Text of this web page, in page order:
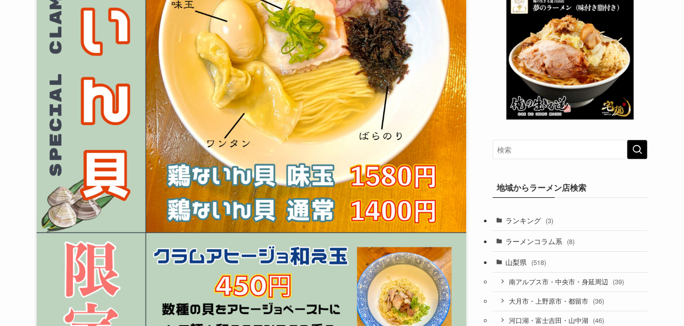
地域からラーメン店検索
ランキング (3)
ラーメンコラム系 (8)
山梨県 (518)
南アルプス市・中央市・身延周辺 (39)
大月市・上野原市・都留市 (36)
河口湖・富士吉田・山中湖 (46)